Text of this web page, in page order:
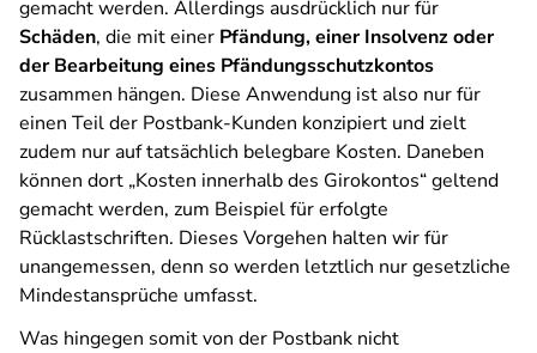
gemacht werden. Allerdings ausdrücklich nur für
Schäden, die mit einer Pfändung, einer Insolvenz oder
der Bearbeitung eines Pfändungsschutzkontos
zusammen hängen. Diese Anwendung ist also nur für
einen Teil der Postbank-Kunden konzipiert und zielt
zudem nur auf tatsächlich belegbare Kosten. Daneben
können dort „Kosten innerhalb des Girokontos“ geltend
gemacht werden, zum Beispiel für erfolgte
Rücklastschriften. Dieses Vorgehen halten wir für
unangemessen, denn so werden letztlich nur gesetzliche
Mindestansprüche umfasst.
Was hingegen somit von der Postbank nicht